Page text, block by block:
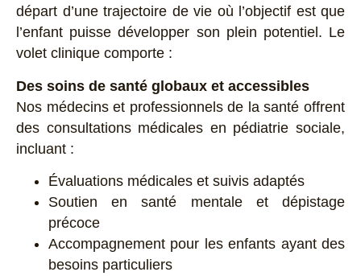
départ d’une trajectoire de vie où l’objectif est que
l’enfant puisse développer son plein potentiel. Le
volet clinique comporte :
Des soins de santé globaux et accessibles
Nos médecins et professionnels de la santé offrent
des consultations médicales en pédiatrie sociale,
incluant :
Évaluations médicales et suivis adaptés
Soutien en santé mentale et dépistage
précoce
Accompagnement pour les enfants ayant des
besoins particuliers